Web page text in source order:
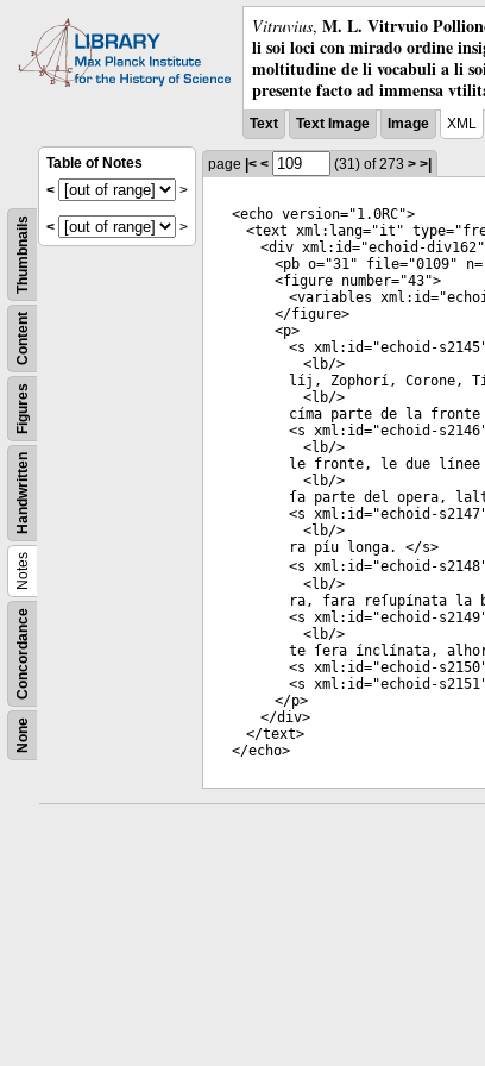
Vitruvius, M. L. Vitrvuio
li soi loci con mirado ordine
moltitudine de li vocabuli a li
presente facto ad immensa
Text Text Image Image XML
None
Concordance
Notes
Handwritten
Figures
Content
Thumbnails
Table of Notes
<
>
< >
page |< < (31) of 273 > >|
<echo version="1.0RC">
<text xml:lang="it " type="
<div xml:id="echoid-div162"
<pb o="31" file="0109" n
<figure number="43">
<variables xml:id="
</figure>
<p>
<s xml:id="echoid-s2145
<lb/>
líj, Zophorí, Corone,
<lb/>
címa parte de la fronte
<s xml:id="echoid-s2146
<lb/>
le fronte, le due línee
<lb/>
ſa parte del opera,
<s xml:id="echoid-s2147
<lb/>
ra píu longa. </s>
<s xml:id="echoid-s2148
<lb/>
ra, fara reſupínata la
<s xml:id="echoid-s2149
<lb/>
te ſera ínclínata,
<s xml:id="echoid-s2150
<s xml:id="echoid-s2151
</p>
</div>
</text>
</echo>